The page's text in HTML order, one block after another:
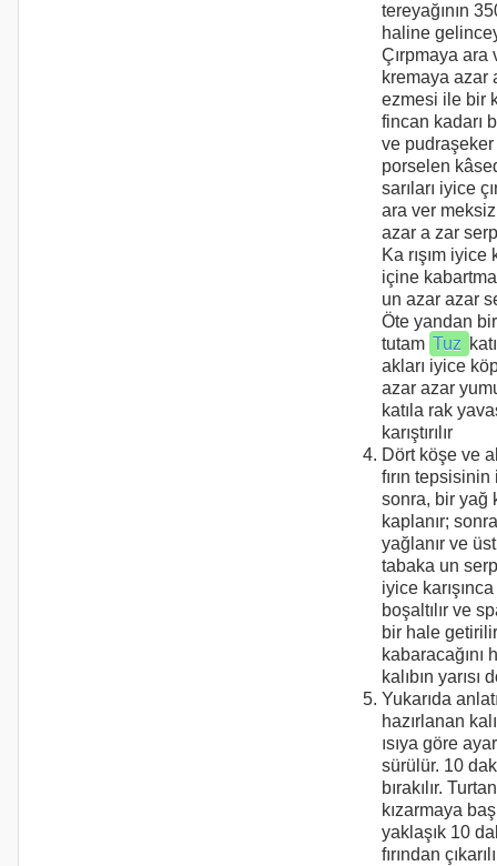
tereyağının
haline
Çırpmaya ara
kremaya azar
ezmesi ile bir
fincan kadarı
ve pudraşeker
porselen
sarıları iyice
ara ver
azar a zar
Ka rışım
içine kabartma
un azar azar
Öte yandan
tutam Tuz
akları iyice
azar azar
katıla rak
karıştırılır
Dört köşe ve
fırın
sonra, bir yağ
kaplanır;
yağlanır ve
tabaka un
iyice
boşaltılır ve
bir hale getirilir
kabaracağını
kalıbın yarısı
Yukarıda
hazırlanan
ısıya göre
sürülür. 10
bırakılır.
kızarmaya
yaklaşık 10
fırından